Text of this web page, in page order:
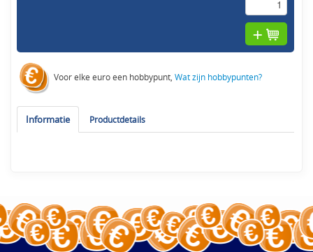
Voor elke euro een hobbypunt,Wat zijn hobbypunten?
Informatie Productdetails